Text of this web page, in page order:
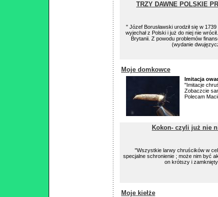
TRZY DAWNE POLSKIE
" Józef Borusławski urodził się w
wyjechał z Polski i już do niej nie
Brytanii. Z powodu problemów
(wydanie
Moje domkowce
Imitacja
"Imitacje
Zobaczcie
Polecam
Kokon- czyli już nie
"Wszystkie larwy chruścików w
specjalne schronienie ; może nim być
on krótszy i
Moje kiełże